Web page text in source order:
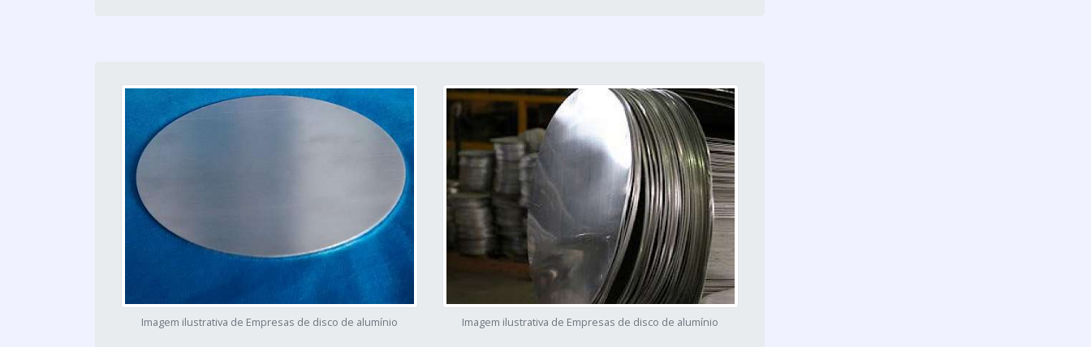
Imagem ilustrativa de Empresas de disco de alumínio Imagem ilustrativa de Empresas de disco de alumínio